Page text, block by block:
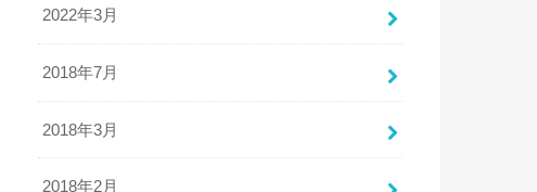
2022年3月
2018年7月
2018年3月
2018年2月